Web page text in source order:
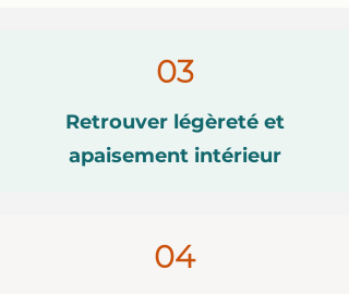
03
Retrouver légèreté et
apaisement intérieur
04